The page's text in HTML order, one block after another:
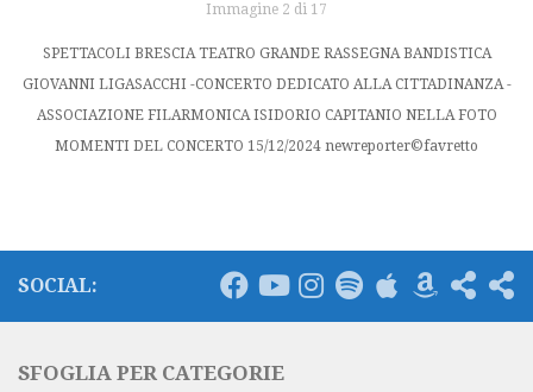
Immagine 2 di 17
SPETTACOLI BRESCIA TEATRO GRANDE RASSEGNA BANDISTICA
GIOVANNI LIGASACCHI -CONCERTO DEDICATO ALLA CITTADINANZA -
ASSOCIAZIONE FILARMONICA ISIDORIO CAPITANIO NELLA FOTO
MOMENTI DEL CONCERTO 15/12/2024 newreporter©favretto
SOCIAL:
SFOGLIA PER CATEGORIE